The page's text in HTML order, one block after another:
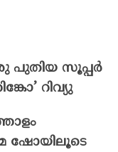
പുതിയ സൂപ്പർ
റിവ്യു
ഷോയിലൂടെ